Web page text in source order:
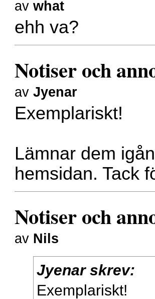
avwhat
ehh va?
Notiser och
avJyenar
Exemplariskt!
Lämnar dem
hemsidan. Tack
Notiser och
av Nils
Jyenar skrev:
Exemplariskt!